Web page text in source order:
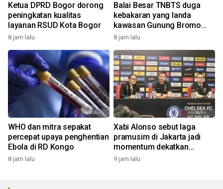
Ketua DPRD Bogor dorong
peningkatan kualitas
layanan RSUD Kota Bogor
8 jam lalu
Balai Besar TNBTS duga
kebakaran yang landa
kawasan Gunung Bromo
karena aktivitas manusia
8 jam lalu
WHO dan mitra sepakat
percepat upaya penghentian
Ebola di RD Kongo
8 jam lalu
Xabi Alonso sebut laga
pramusim di Jakarta jadi
momentum dekatkan
Chelsea dengan penggemar
9 jam lalu